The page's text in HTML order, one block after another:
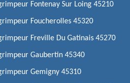
Fontenay Sur Loing 45210
Foucherolles 45320
Freville Du Gatinais 45270
Gaubertin 45340
Gemigny 45310